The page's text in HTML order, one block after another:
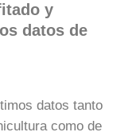
y
datos de
datos tanto
como de